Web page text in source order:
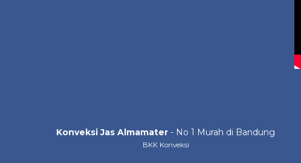
Konveksi Jas Almamater - No 1 Murah di Bandung
BKK Konveksi